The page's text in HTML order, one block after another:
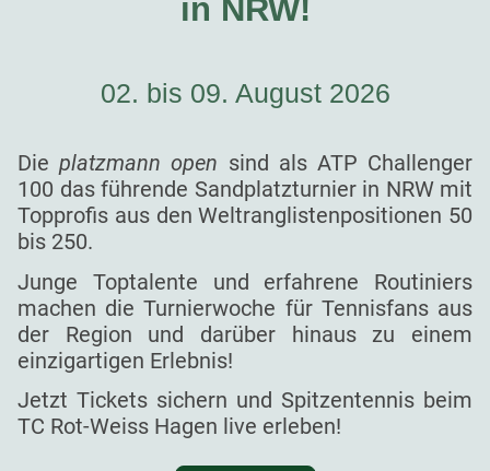
in NRW!
02. bis 09. August 2026
Dieplatzmann open sind als ATP Challenger
100 das führende Sandplatzturnier in NRW mit
Topprofis aus den Weltranglistenpositionen 50
bis 250.
Junge Toptalente und erfahrene Routiniers
machen die Turnierwoche für Tennisfans aus
der Region und darüber hinaus zu einem
einzigartigen Erlebnis!
Jetzt Tickets sichern und Spitzentennis beim
TC Rot-Weiss Hagen live erleben!